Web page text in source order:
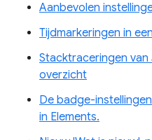
Aanbevolen
Tijdmarkeringen in
Stacktraceringen
overzicht
De badge-
in Elements.